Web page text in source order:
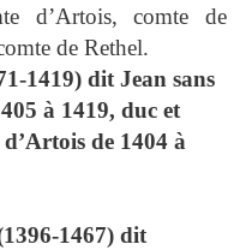
d’Artois, comte de
de Rethel.
1419) dit Jean sans
à 1419, duc et
de 1404 à
1467) dit